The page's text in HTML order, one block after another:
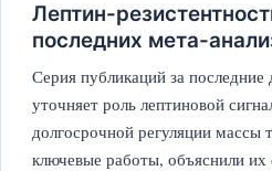
Лептин-
последних мета-
Серия публикаций за последние
уточняет роль лептиновой
долгосрочной регуляции массы
ключевые работы, объяснили их